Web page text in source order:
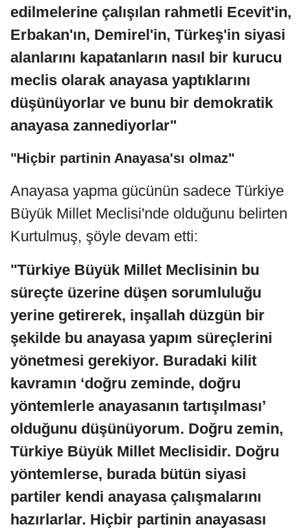
edilmelerine çalışılan rahmetli Ecevit'in,
Erbakan'ın, Demirel'in, Türkeş'in siyasi
alanlarını kapatanların nasıl bir kurucu
meclis olarak anayasa yaptıklarını
düşünüyorlar ve bunu bir demokratik
anayasa zannediyorlar"
"Hiçbir partinin Anayasa'sı olmaz"
Anayasa yapma gücünün sadece Türkiye
Büyük Millet Meclisi'nde olduğunu belirten
Kurtulmuş, şöyle devam etti:
"Türkiye Büyük Millet Meclisinin bu
süreçte üzerine düşen sorumluluğu
yerine getirerek, inşallah düzgün bir
şekilde bu anayasa yapım süreçlerini
yönetmesi gerekiyor. Buradaki kilit
kavramın ‘doğru zeminde, doğru
yöntemlerle anayasanın tartışılması’
olduğunu düşünüyorum. Doğru zemin,
Türkiye Büyük Millet Meclisidir. Doğru
yöntemlerse, burada bütün siyasi
partiler kendi anayasa çalışmalarını
hazırlarlar. Hiçbir partinin anayasası